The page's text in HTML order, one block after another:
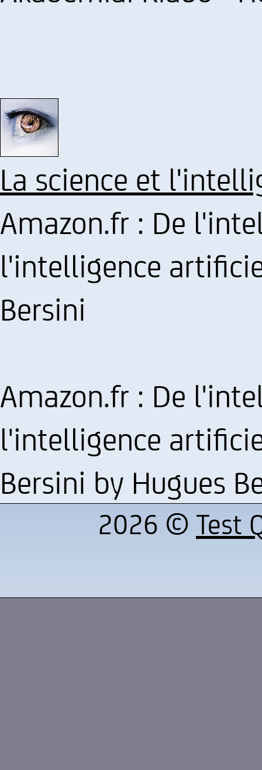
La science et
Amazon.fr : De
l'intelligence
Bersini
Amazon.fr : De
l'intelligence
Bersini by Hugues
2026 © Test